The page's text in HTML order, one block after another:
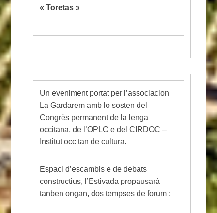
« Toretas »
Un eveniment portat per l’associacion
La Gardarem amb lo sosten del
Congrès permanent de la lenga
occitana, de l’OPLO e del CIRDOC –
Institut occitan de cultura.
Espaci d’escambis e de debats
constructius, l’Estivada propausarà
tanben ongan, dos tempses de forum :